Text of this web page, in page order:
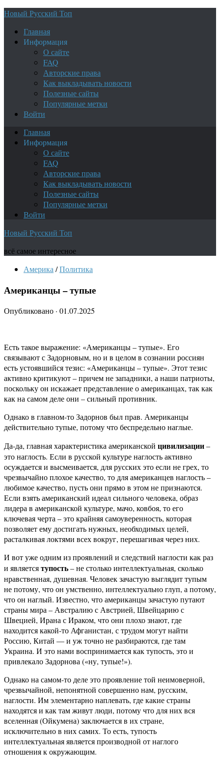
Новый Русский Топ
Главная
Информация
О сайте
FAQ
Авторские права
Как выкладывать новости
Полезные сайты
Популярные метки
Войти
Главная
Информация
О сайте
FAQ
Авторские права
Как выкладывать новости
Полезные сайты
Популярные метки
Войти
Новый Русский Топ
всё самое интересное
Америка /Политика
Американцы – тупые
Опубликовано · 01.07.2025
Есть такое выражение: «Американцы – тупые». Его
связывают с Задорновым, но и в целом в сознании россиян
есть устоявшийся тезис: «Американцы – тупые». Этот тезис
активно критикуют – причем не западники, а наши патриоты,
поскольку он искажает представление о американцах, так как
как на самом деле они – сильный противник.
Однако в главном-то Задорнов был прав. Американцы
действительно тупые, потому что беспредельно наглые.
Да-да, главная характеристика американской цивилизации–
это наглость. Если в русской культуре наглость активно
осуждается и высмеивается, для русских это если не грех, то
чрезвычайно плохое качество, то для американцев наглость –
любимое качество, пусть они прямо в этом не признаются.
Если взять американский идеал сильного человека, образ
лидера в американской культуре, мачо, ковбоя, то его
ключевая черта – это крайняя самоуверенность, которая
позволяет ему достигать нужных, необходимых целей,
расталкивая локтями всех вокруг, перешагивая через них.
И вот уже одним из проявлений и следствий наглости как раз
и являетсятупость– не столько интеллектуальная, сколько
нравственная, душевная. Человек зачастую выглядит тупым
не потому, что он умственно, интеллектуально глуп, а потому,
что он наглый. Известно, что американцы зачастую путают
страны мира – Австралию с Австрией, Швейцарию с
Швецией, Ирана с Ираком, что они плохо знают, где
находится какой-то Афганистан, с трудом могут найти
Россию, Китай — и уж точно не разбираются, где там
Украина. И это нами воспринимается как тупость, это и
привлекало Задорнова («ну, тупые!»).
Однако на самом-то деле это проявление той неимоверной,
чрезвычайной, непонятной совершенно нам, русским,
наглости. Им элементарно наплевать, где какие страны
находятся и как там живут люди, потому что для них вся
вселенная (Ойкумена) заключается в их стране,
исключительно в них самих. То есть, тупость
интеллектуальная является производной от наглого
отношения к окружающим.